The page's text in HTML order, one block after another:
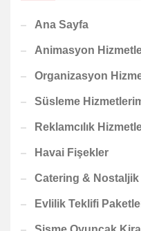
Ana Sayfa
Animasyon
Organizasyon
Süsleme
Reklamcılık
Havai Fişekler
Catering & Nostaljik
Evlilik Teklifi